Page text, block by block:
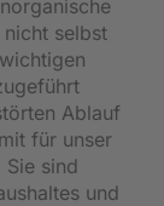
selbst
Ablauf
für unser
Sie sind
und